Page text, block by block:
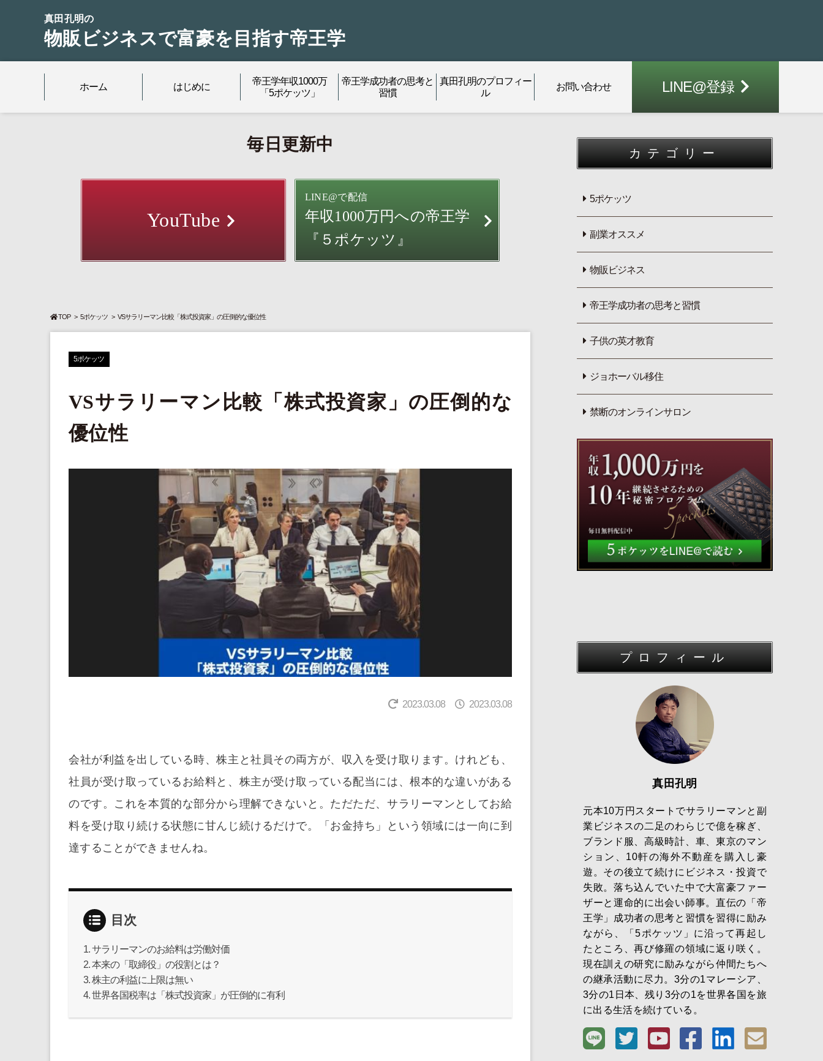
真田孔明の
物販ビジネスで富豪を目指す帝王学
ホーム はじめに
帝王学年収1000万
「5ポケッツ」
帝王学成功者の思考と
習慣
真田孔明のプロフィー
ル
お問い合わせ LINE@登録
毎日更新中
YouTube
LINE@で配信
年収1000万円への帝王学
『５ポケッツ』
TOP 5ポケッツ VSサラリーマン比較「株式投資家」の圧倒的な優位性
5ポケッツ
VSサラリーマン比較「株式投資家」の圧倒的な
優位性
2023.03.08
2023.03.08
会社が利益を出している時、株主と社員その両方が、収入を受け取ります。けれども、
社員が受け取っているお給料と、株主が受け取っている配当には、根本的な違いがある
のです。これを本質的な部分から理解できないと。ただただ、サラリーマンとしてお給
料を受け取り続ける状態に甘んじ続けるだけで。「お金持ち」という領域には一向に到
達することができませんね。
目次
サラリーマンのお給料は労働対価
本来の「取締役」の役割とは？
株主の利益に上限は無い
世界各国税率は「株式投資家」が圧倒的に有利
カテゴリー
5ポケッツ
副業オススメ
物販ビジネス
帝王学成功者の思考と習慣
子供の英才教育
ジョホーバル移住
禁断のオンラインサロン
プロフィール
真田孔明
元本10万円スタートでサラリーマンと副
業ビジネスの二足のわらじで億を稼ぎ、
ブランド服、高級時計、車、東京のマン
ション、10軒の海外不動産を購入し豪
遊。その後立て続けにビジネス・投資で
失敗。落ち込んでいた中で大富豪ファー
ザーと運命的に出会い師事。直伝の「帝
王学」成功者の思考と習慣を習得に励み
ながら、「5ポケッツ」に沿って再起し
たところ、再び修羅の領域に返り咲く。
現在訓えの研究に励みながら仲間たちへ
の継承活動に尽力。3分の1マレーシア、
3分の1日本、残り3分の1を世界各国を旅
に出る生活を続けている。